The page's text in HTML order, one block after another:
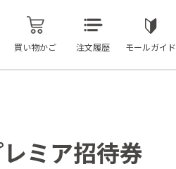
買い物かご 注文履歴 モールガイド
ミア招待券